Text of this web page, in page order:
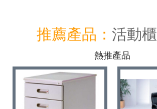
推薦產品： 活動櫃
熱推產品